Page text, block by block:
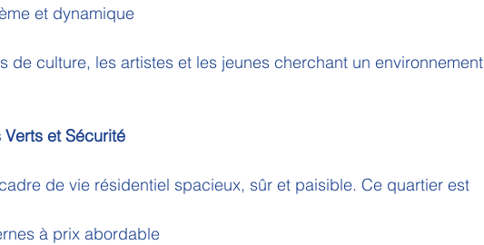
et dynamique
de culture, les artistes et les jeunes cherchant un environnement
et Sécurité
de vie résidentiel spacieux, sûr et paisible. Ce quartier est
à prix abordable